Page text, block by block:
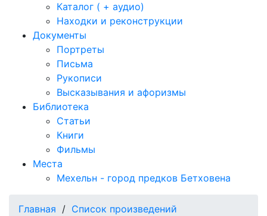
Каталог ( + аудио)
Находки и реконструкции
Документы
Портреты
Письма
Рукописи
Высказывания и афоризмы
Библиотека
Статьи
Книги
Фильмы
Места
Мехельн - город предков Бетховена
Главная / Список произведений